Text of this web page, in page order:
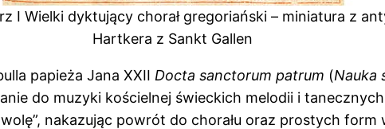
I Wielki dyktujący chorał gregoriański – miniatura z
Hartkera z Sankt Gallen
papieża Jana XXII Docta sanctorum patrum (Nauka
do muzyki kościelnej świeckich melodii i
nakazując powrót do chorału oraz prostych